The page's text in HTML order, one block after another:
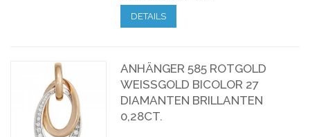
DETAILS
ANHÄNGER 585 ROTGOLD
WEISSGOLD BICOLOR 27 D
IAMANTEN BRILLANTEN 0
,28CT.